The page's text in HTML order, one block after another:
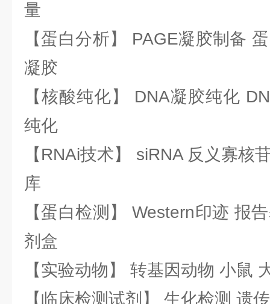
量
【蛋白分析】 PAGE凝胶制备
凝胶
【核酸纯化】 DNA凝胶纯化
纯化
【RNAi技术】 siRNA 反义寡核
库
【蛋白检测】 Western印迹 报
剂盒
【实验动物】 转基因动物 小鼠
【临床检测试剂】 生化检测 遗